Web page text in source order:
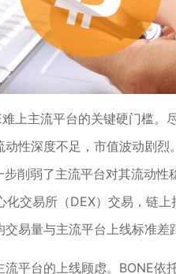
上主流平台的关键硬门槛
性深度不足，市值波动剧
削弱了主流平台对其流动性
交易所（DEX）交易，链
易量与主流平台上线标准差
平台的上线顾虑。BONE